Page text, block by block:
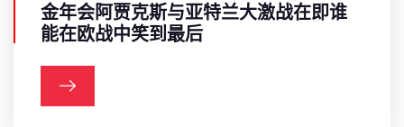
金年会阿贾克斯与亚特兰大激战在即谁
能在欧战中笑到最后